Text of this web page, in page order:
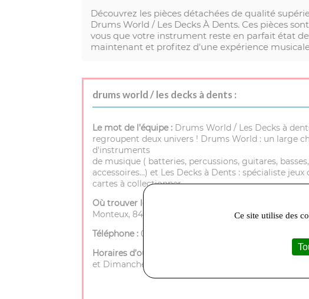
Découvrez les pièces détachées de qualité
Drums World / Les Decks À Dents. Ces pièces
vous que votre instrument reste en parfait état
maintenant et profitez d'une expérience musicale
drums world / les decks à dents :
Le mot de l’équipe : Drums World / Les Decks à
regroupent deux univers ! Drums World : un large
d'instruments
de musique ( batteries, percussions, guitares,
accessoires…) et Les Decks à Dents : spécialiste jeux
cartes à collectionner.
Où trouver le magasin :
Monteux, 84200 Carpentras
Téléphone : 04 90 40 25 35
Horaires d’ouverture :
Mardi à Samedi - 9h30 à 12h et
et Dimanche - Fermé
Ce site utilise des